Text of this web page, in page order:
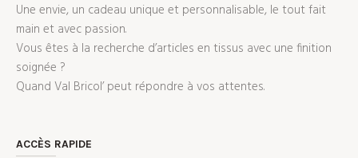
Une envie, un cadeau unique et personnalisable, le tout fait
main et avec passion.
Vous êtes à la recherche d’articles en tissus avec une finition
soignée ?
Quand Val Bricol’ peut répondre à vos attentes.
ACCÈS RAPIDE